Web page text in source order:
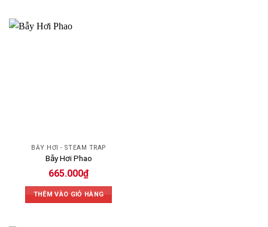
BẪY HƠI - STEAM TRAP
Bẫy Hơi Phao
665.000₫
THÊM VÀO GIỎ HÀNG